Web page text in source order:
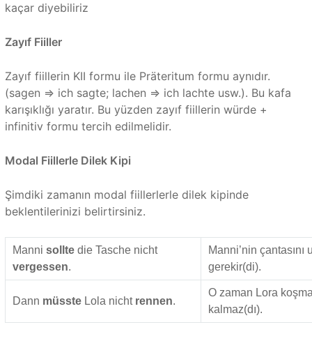
kaçar diyebiliriz
Zayıf Fiiller
Zayıf fiillerin KII formu ile Präteritum formu aynıdır.
(sagen => ich sagte; lachen => ich lachte usw.). Bu kafa
karışıklığı yaratır. Bu yüzden zayıf fiillerin würde +
infinitiv formu tercih edilmelidir.
Modal Fiillerle Dilek Kipi
Şimdiki zamanın modal fiillerlerle dilek kipinde
beklentilerinizi belirtirsiniz.
Manni sollte die Tasche nicht
vergessen.
Manni’nin çantasını
gerekir(di).
Dann müsste Lola nicht rennen.
O zaman Lora
kalmaz(dı).